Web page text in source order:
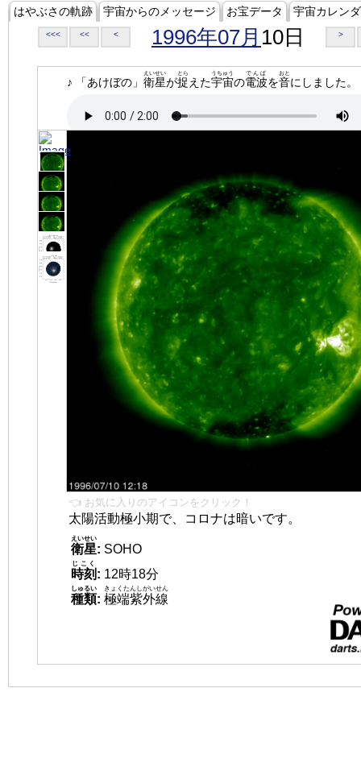
はやぶさの軌跡 宇宙からのメッセージ お宝データ 宇宙カレン
<<< << < 1996年07月 10日 >
♪ 「あけぼの」 衛星
えいせい
が捉
とら
えた宇宙
うちゅう
の電波
でんぱ
を音
おと
にしました。
👈 お気に入りのアイコンをクリック！
太陽活動極小期で、コロナは暗いです。
衛星
えいせい
: SOHO
時刻
じこく
: 12時18分
種類
しゅるい
: 極端紫外線
きょくたんしがいせん